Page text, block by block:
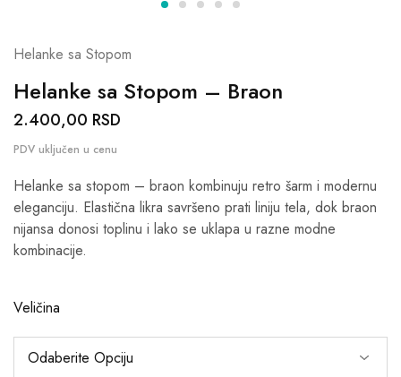
Helanke sa Stopom
Helanke sa Stopom – Braon
2.400,00 RSD
Helanke sa stopom – braon kombinuju retro šarm i modernu
eleganciju. Elastična likra savršeno prati liniju tela, dok braon
nijansa donosi toplinu i lako se uklapa u razne modne
kombinacije.
Veličina